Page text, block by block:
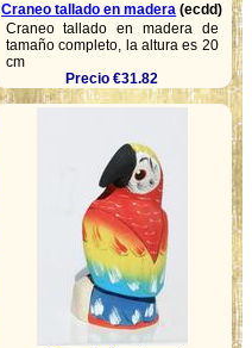
Craneo tallado en madera (ecdd)
Craneo tallado en madera de
tamaño completo, la altura es 20
cm
Precio €31.82